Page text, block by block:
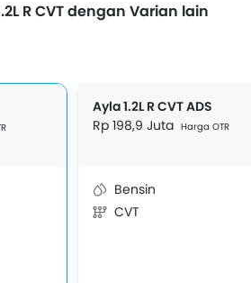
R CVT dengan Varian lain
Ayla 1.2L R CVT ADS
Rp 198,9 Juta Harga OTR
Bensin
CVT